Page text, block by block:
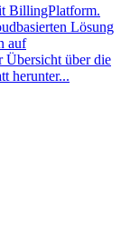
BillingPlatform.
Lösung
auf
Übersicht über die
herunter...